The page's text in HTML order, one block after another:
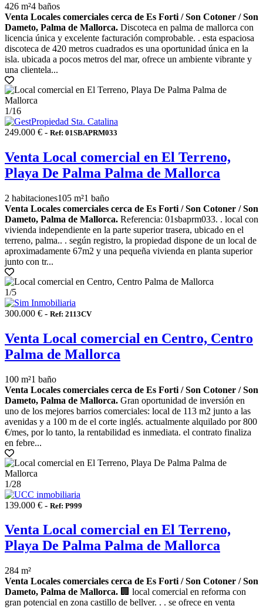
426 m²4 baños
Venta Locales comerciales cerca de Es Forti / Son Cotoner / Son
Dameto, Palma de Mallorca. Discoteca en palma de mallorca con
licencia única y excelente facturación comprobable. . esta espaciosa
discoteca de 420 metros cuadrados es una oportunidad única en la
isla. ubicada a pocos metros del mar, ofrece un ambiente vibrante y
una clientela...
1/16
249.000 € - Ref: 01SBAPRM033
Venta Local comercial en El Terreno,
Playa De Palma Palma de Mallorca
2 habitaciones105 m²1 baño
Venta Locales comerciales cerca de Es Forti / Son Cotoner / Son
Dameto, Palma de Mallorca. Referencia: 01sbaprm033. . local con
vivienda independiente en la parte superior trasera, ubicado en el
terreno, palma.. . según registro, la propiedad dispone de un local de
aproximadamente 67m2 y una pequeña vivienda en planta superior
junto con tr...
1/5
300.000 € - Ref: 2113CV
Venta Local comercial en Centro, Centro
Palma de Mallorca
100 m²1 baño
Venta Locales comerciales cerca de Es Forti / Son Cotoner / Son
Dameto, Palma de Mallorca. Gran oportunidad de inversión en
uno de los mejores barrios comerciales: local de 113 m2 junto a las
avenidas y a 100 m de el corte inglés. actualmente alquilado por 800
€/mes, por lo tanto, la rentabilidad es inmediata. el contrato finaliza
en febre...
1/28
139.000 € - Ref: P999
Venta Local comercial en El Terreno,
Playa De Palma Palma de Mallorca
284 m²
Venta Locales comerciales cerca de Es Forti / Son Cotoner / Son
Dameto, Palma de Mallorca. 🏢 local comercial en reforma con
gran potencial en zona castillo de bellver. . . se ofrece en venta